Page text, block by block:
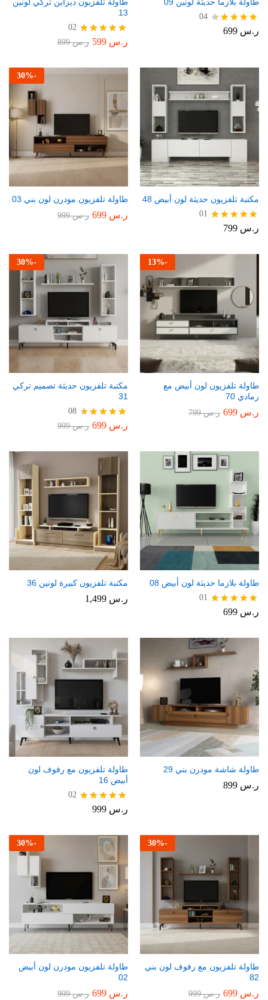
تم التقييم
04
ر.س
13
تم التقييم
02
ر.س ر.س899
مكتبة تلفزيون حديثة لون أبيض 48
تم التقييم
01
ر.س
-
30%
طاولة تلفزيون مودرن لون بني 03
ر.س ر.س999
-
13%
طاولة تلفزيون لون أبيض مع
رمادي 70
ر.س ر.س799
-
30%
مكتبة تلفزيون حديثة تصميم تركي
31
تم التقييم
08
ر.س ر.س999
طاولة بلازما حديثة لون أبيض 08
تم التقييم
01
ر.س
مكتبة تلفزيون كبيرة لونين 36
ر.س
طاولة شاشة مودرن بني 29
ر.س
طاولة تلفزيون مع رفوف لون
أبيض 16
تم التقييم
02
ر.س
-
30%
طاولة تلفزيون مع رفوف لون بني
82
ر.س ر.س999
-
30%
طاولة تلفزيون مودرن لون أبيض
02
ر.س ر.س999